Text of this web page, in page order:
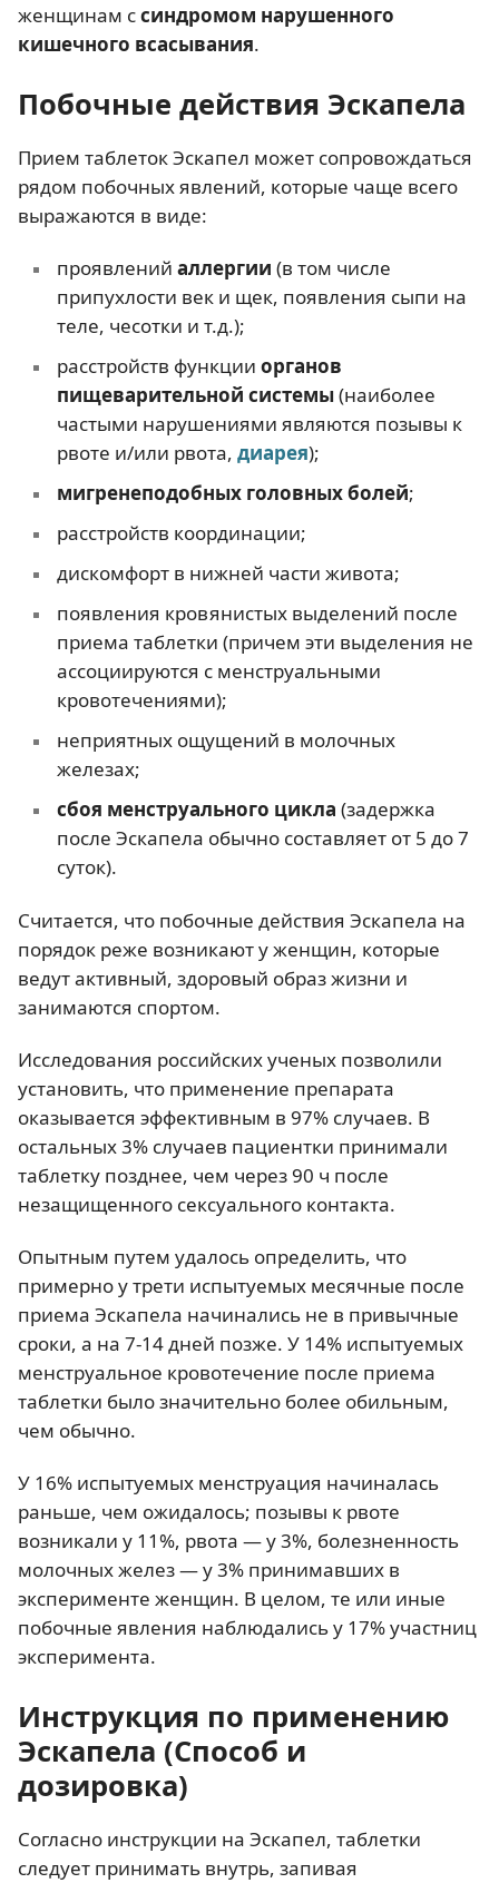
женщинам ссиндромом нарушенного
кишечного всасывания.
Побочные действия Эскапела
Прием таблеток Эскапел может сопровождаться
рядом побочных явлений, которые чаще всего
выражаются в виде:
проявлений аллергии (в том числе
припухлости век и щек, появления сыпи на
теле, чесотки и т.д.);
расстройств функции органов
пищеварительной системы(наиболее
частыми нарушениями являются позывы к
рвоте и/или рвота, диарея);
мигренеподобных головных болей;
расстройств координации;
дискомфорт в нижней части живота;
появления кровянистых выделений после
приема таблетки (причем эти выделения не
ассоциируются с менструальными
кровотечениями);
неприятных ощущений в молочных
железах;
сбоя менструального цикла (задержка
после Эскапела обычно составляет от 5 до 7
суток).
Считается, что побочные действия Эскапела на
порядок реже возникают у женщин, которые
ведут активный, здоровый образ жизни и
занимаются спортом.
Исследования российских ученых позволили
установить, что применение препарата
оказывается эффективным в 97% случаев. В
остальных 3% случаев пациентки принимали
таблетку позднее, чем через 90 ч после
незащищенного сексуального контакта.
Опытным путем удалось определить, что
примерно у трети испытуемых месячные после
приема Эскапела начинались не в привычные
сроки, а на 7-14 дней позже. У 14% испытуемых
менструальное кровотечение после приема
таблетки было значительно более обильным,
чем обычно.
У 16% испытуемых менструация начиналась
раньше, чем ожидалось; позывы к рвоте
возникали у 11%, рвота — у 3%, болезненность
молочных желез — у 3% принимавших в
эксперименте женщин. В целом, те или иные
побочные явления наблюдались у 17% участниц
эксперимента.
Инструкция по применению
Эскапела (Способ и
дозировка)
Согласно инструкции на Эскапел, таблетки
следует принимать внутрь, запивая